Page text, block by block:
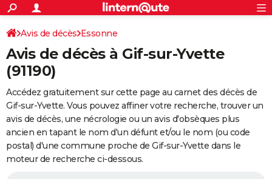
ACTUALITÉS
Politique
Société
Faits Divers
Education
Monde
Villes
+
SPORT
Coupe du monde 2026
Football
Tennis
Cyclisme
Rugby
Forum
FINANCE
Retraite
Impôts
Epargne
Immobilier
Risques naturels par ville
Banque
Assurance
Crédit
Essais
Réserver un essai
Citadines
Berlines
SUV
Forum auto
+
HIGH-TECH
Mobiles
Meilleur smartphone
Internet
Ordinateurs
Jeux vidéo
Guide high-tech
+BRICOLAGE
Avis de décès Essonne
Avis de décès à Gif-sur-Yvette
(91190)
Accédez gratuitement sur cette page au carnet des décès de
Gif-sur-Yvette. Vous pouvez affiner votre recherche, trouver un
avis de décès, une nécrologie ou un avis d'obsèques plus
ancien en tapant le nom d'un défunt et/ou le nom (ou code
postal) d'une commune proche de Gif-sur-Yvette dans le
moteur de recherche ci-dessous.